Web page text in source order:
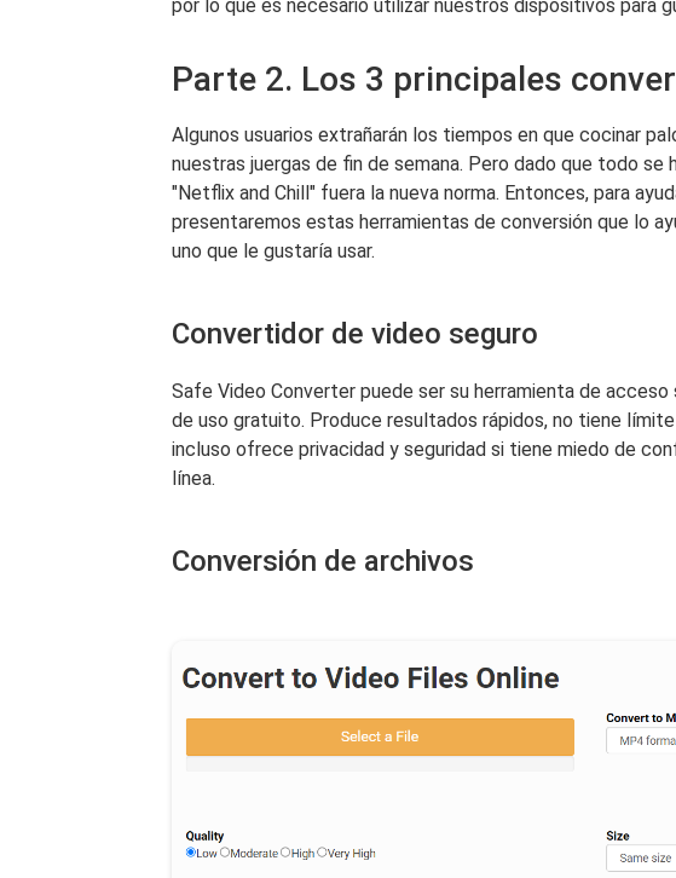
por lo que es necesario utilizar nuestros dispositivos para
Parte 2. Los 3 principales
Algunos usuarios extrañarán los tiempos en que cocinar
nuestras juergas de fin de semana. Pero dado que todo
"Netflix and Chill" fuera la nueva norma. Entonces, para
presentaremos estas herramientas de conversión que lo
uno que le gustaría usar.
Convertidor de video seguro
Safe Video Converter puede ser su herramienta de
de uso gratuito. Produce resultados rápidos, no tiene
incluso ofrece privacidad y seguridad si tiene miedo de
línea.
Conversión de archivos